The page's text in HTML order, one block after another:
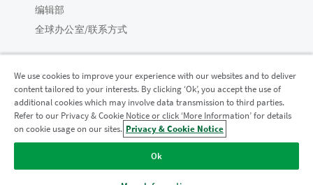
编辑部
全球办公室/联系方式
Qlik 社区
法律协议 产品条款 Legal Policies
法律条规
Do Not Share My Info
We use cookies to improve your experience with our websites and to deliver
content tailored to your interests. By clicking ‘Ok’, you accept the use of
additional cookies which may involve data transmission to third parties.
Refer to our Privacy & Cookie Notice or click ‘More Information’ for details
on cookie usage on our sites. Privacy & Cookie Notice
Ok